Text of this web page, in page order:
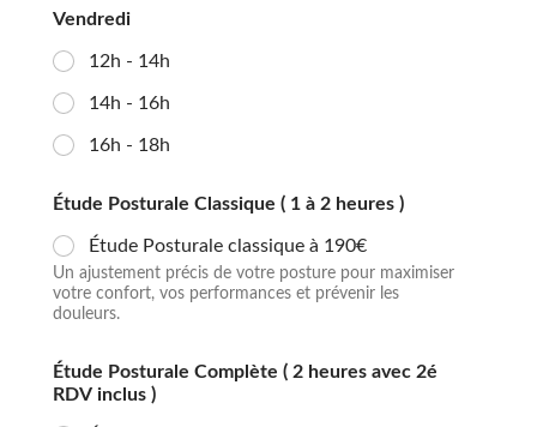
Vendredi
12h - 14h
14h - 16h
16h - 18h
Étude Posturale Classique ( 1 à 2 heures )
Étude Posturale classique à 190€
Un ajustement précis de votre posture pour maximiser
votre confort, vos performances et prévenir les
douleurs.
Étude Posturale Complète ( 2 heures avec 2é
RDV inclus )